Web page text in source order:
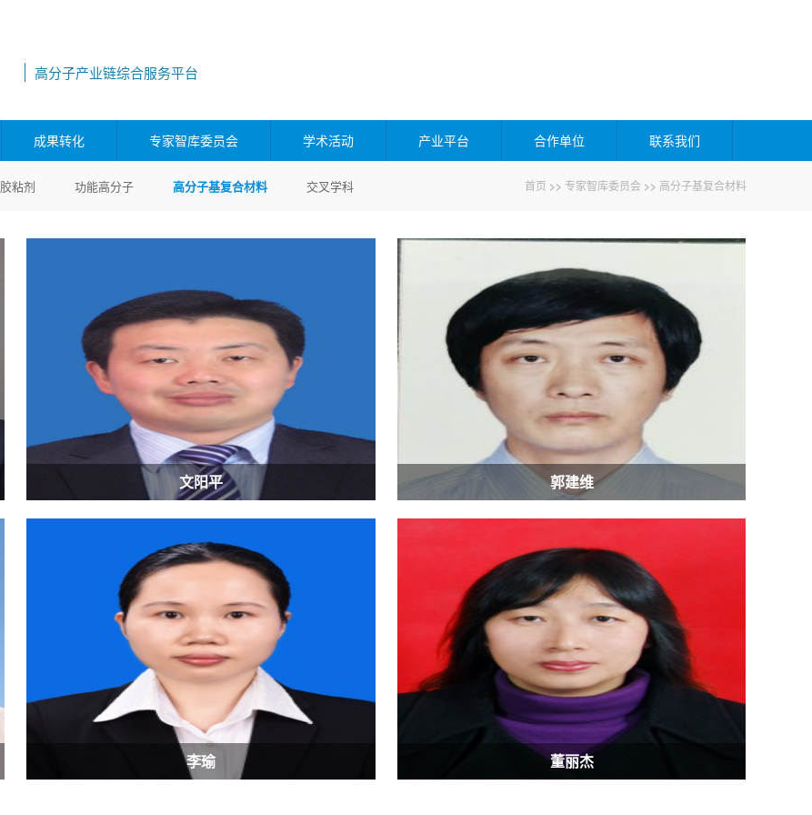
高分子产业链综合服务平台
成果转化 专家智库委员会 学术活动 产业平台 合作单位 联系我们
首页 >> 专家智库委员会 >> 高分子基复合材料
胶粘剂 功能高分子 高分子基复合材料 交叉学科
文阳平 郭建维
李瑜 董丽杰